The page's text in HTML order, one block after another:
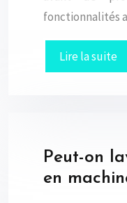
fonctionnalités
Lire la suite
Peut-on
en